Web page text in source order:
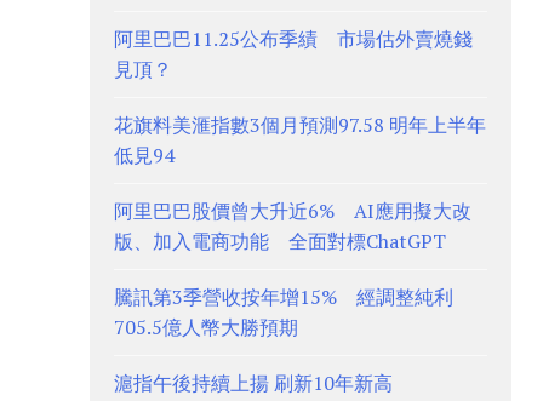
阿里巴巴11.25公布季績 市場估外賣燒錢
見頂？
花旗料美滙指數3個月預測97.58 明年上半年
低見94
阿里巴巴股價曾大升近6% AI應用擬大改
版、加入電商功能 全面對標ChatGPT
騰訊第3季營收按年增15% 經調整純利
705.5億人幣大勝預期
滬指午後持續上揚 刷新10年新高